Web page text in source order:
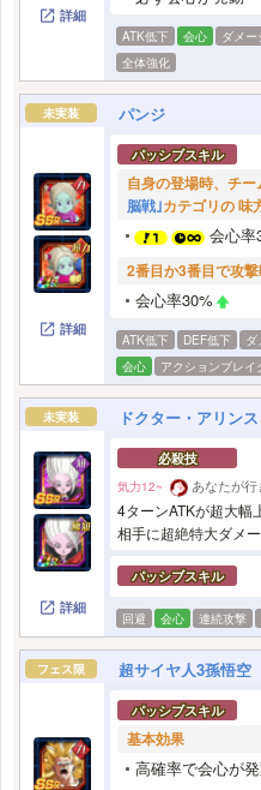
詳細
ATK低下 会心 ダメ
全体強化
未実装 パンジ
詳細
パッシブスキル
自身の登場時、チ
脳戦｣カテゴリの 味
会心率
2番目か3番目で攻
会心率30%
ATK低下 DEF低下 ダ
会心
アクションブレイ
未実装 ドクター・アリンス
詳細
必殺技
気力12~ あなたが行
4ターンATKが超大幅
相手に超絶特大ダメ
パッシブスキル
回避 会心 連続攻撃
フェス限 超サイヤ人3孫悟空
パッシブスキル
基本効果
高確率で会心が